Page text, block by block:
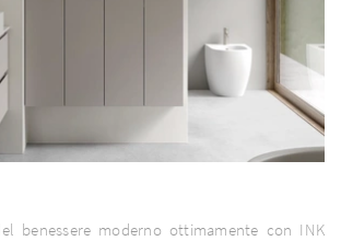
benessere moderno ottimamente con INK